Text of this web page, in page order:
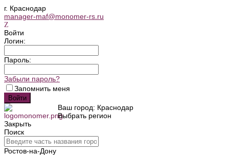
г. Краснодар
manager-maf@monomer-rs.ru
Войти
Логин:
Пароль:
Забыли пароль?
Запомнить меня
Ваш город: Краснодар
Выбрать регион
Закрыть
Поиск
Ростов-на-Дону